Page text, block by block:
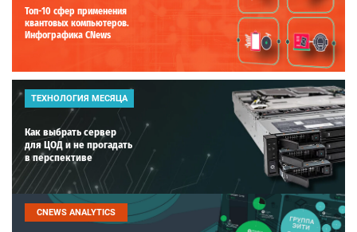
Топ-10 сфер применения
квантовых компьютеров.
Инфографика CNews
ТЕХНОЛОГИЯ МЕСЯЦА
Как выбрать сервер
для ЦОД и не прогадать
в перспективе
CNEWS ANALYTICS